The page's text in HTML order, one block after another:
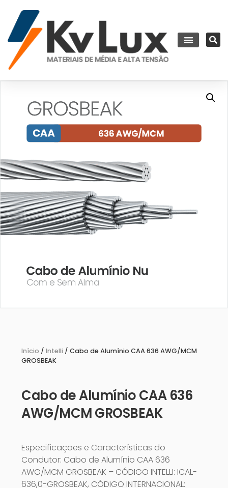
Início / Intelli / Cabo de Alumínio CAA 636 AWG/MCM
GROSBEAK
Cabo de Alumínio CAA 636
AWG/MCM GROSBEAK
Especificações e Características do
Condutor: Cabo de Alumínio CAA 636
AWG/MCM GROSBEAK – CÓDIGO INTELLI: ICAL-
636,0-GROSBEAK, CÓDIGO INTERNACIONAL: